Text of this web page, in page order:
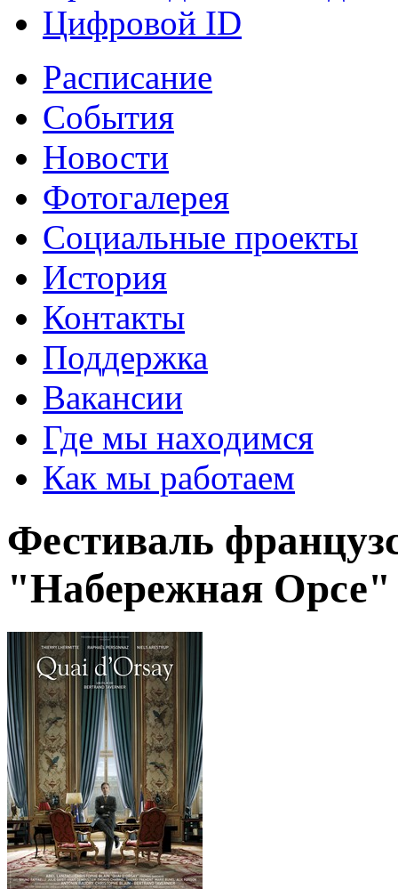
Цифровой ID
Расписание
События
Новости
Фотогалерея
Социальные проекты
История
Контакты
Поддержка
Вакансии
Где мы находимся
Как мы работаем
Фестиваль
"Набережная Орсе"